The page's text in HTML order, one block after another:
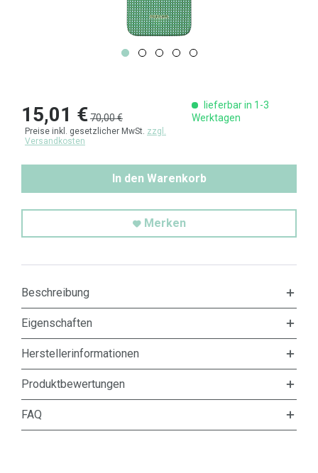
15,01 €70,00 €
Preise inkl. gesetzlicher MwSt. zzgl.
Versandkosten
lieferbar in 1-3
Werktagen
In den Warenkorb
Merken
Beschreibung
Eigenschaften
Herstellerinformationen
Produktbewertungen
FAQ